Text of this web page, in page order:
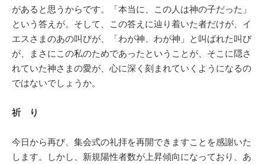
があると思うからです。「本当に、この人は神の子だった」
という答えが。そして、この答えに辿り着いた者だけが、イ
エスさまのあの叫びが、「わが神、わが神」と叫ばれた叫び
が、まさにこの私のためであったということが、そこに隠さ
れていた神さまの愛が、心に深く刻まれていくようになるの
ではないでしょうか。
祈 り
今日から再び、集会式の礼拝を再開できますことを感謝いた
します。しかし、新規陽性者数が上昇傾向になっており、あ